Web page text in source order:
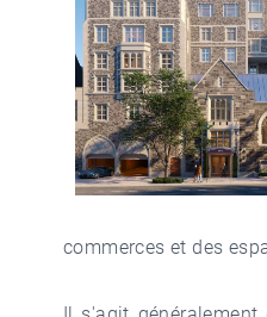
commerces et des